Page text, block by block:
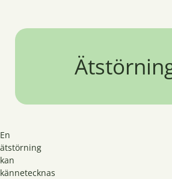
En
ätstörning
kan
kännetecknas